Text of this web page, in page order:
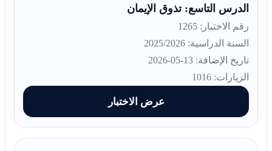
الدرس التاسع: تذوق الإيمان
رقم الاختبار: 1265
السنة الدراسية: 2025/2026
تاريخ الإضافة: 13-05-2026
الزيارات: 1016
عرض الاختبار